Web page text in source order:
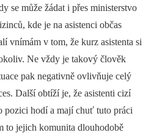
se může žádat i přes ministerstvo
kde je na asistenci občas
vnímám v tom, že kurz asistenta si
Ne vždy je takový člověk
pak negativně ovlivňuje celý
Další obtíží je, že asistenti cizí
pozici hodí a mají chuť tuto práci
to jejich komunita dlouhodobě